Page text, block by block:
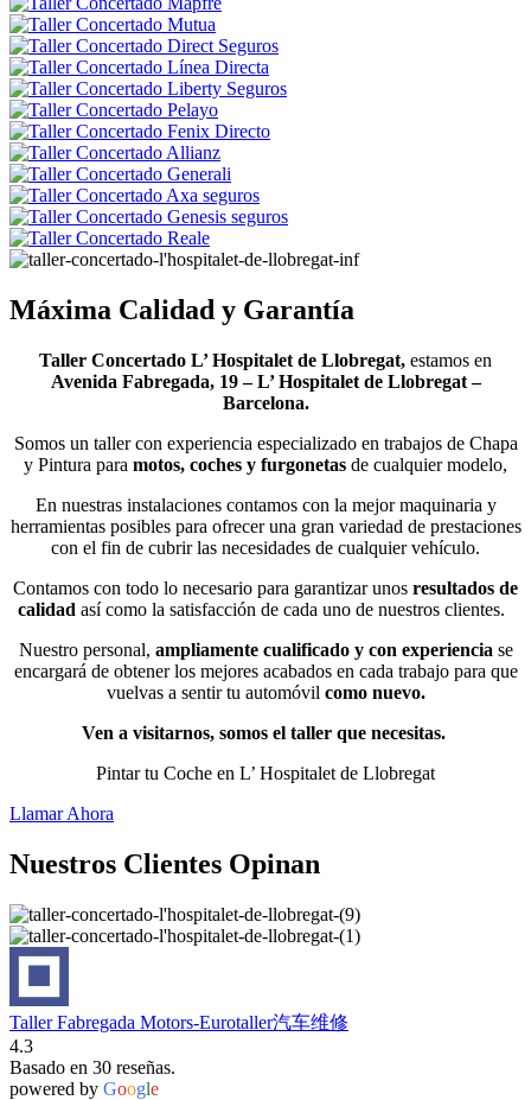
Máxima Calidad y Garantía
Taller Concertado L’ Hospitalet de Llobregat, estamos en
Avenida Fabregada, 19– L’ Hospitalet de Llobregat –
Barcelona.
Somos un taller con experiencia especializado en trabajos de Chapa
y Pintura para motos, coches y furgonetas de cualquier modelo,
En nuestras instalaciones contamos con la mejor maquinaria y
herramientas posibles para ofrecer una gran variedad de prestaciones
con el fin de cubrir las necesidades de cualquier vehículo.
Contamos con todo lo necesario para garantizar unos resultados de
calidad así como la satisfacción de cada uno de nuestros clientes.
Nuestro personal, ampliamente cualificado y con experiencia se
encargará de obtener los mejores acabados en cada trabajo para que
vuelvas a sentir tu automóvil como nuevo.
Ven a visitarnos, somos el taller que necesitas.
Pintar tu Coche en L’ Hospitalet de Llobregat
Llamar Ahora
Nuestros Clientes Opinan
Taller Fabregada Motors-Eurotaller汽车维修
4.3
Basado en 30 reseñas.
powered by Google